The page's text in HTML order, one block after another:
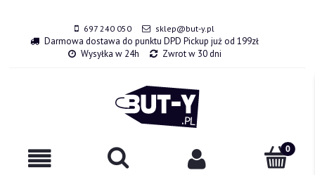
697 240 050 sklep@but-y.pl
Darmowa dostawa do punktu DPD Pickup już od 199zł
Wysyłka w 24h
Zwrot w 30 dni